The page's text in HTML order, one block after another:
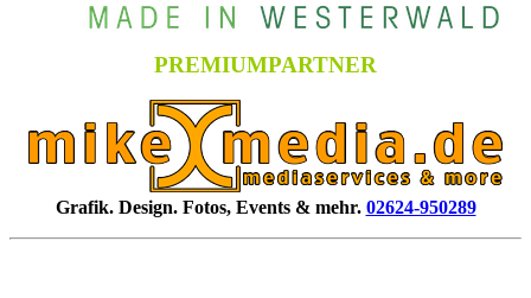
PREMIUMPARTNER
Grafik. Design. Fotos, Events & mehr. 02624-950289